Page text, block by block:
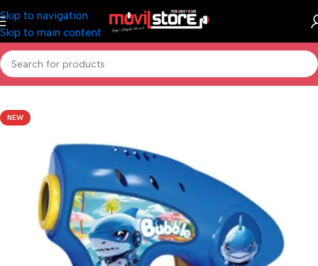
Skip to navigation
Skip to main content
Inicio/Todo para los más chicos
NEW